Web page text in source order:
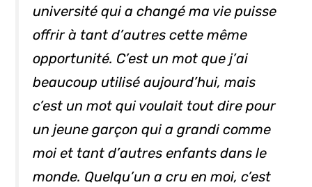
université qui a changé ma vie puisse
offrir à tant d’autres cette même
opportunité. C’est un mot que j’ai
beaucoup utilisé aujourd’hui, mais
c’est un mot qui voulait tout dire pour
un jeune garçon qui a grandi comme
moi et tant d’autres enfants dans le
monde. Quelqu’un a cru en moi, c’est